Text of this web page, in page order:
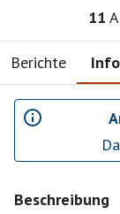
11
Berichte
Beschreibung